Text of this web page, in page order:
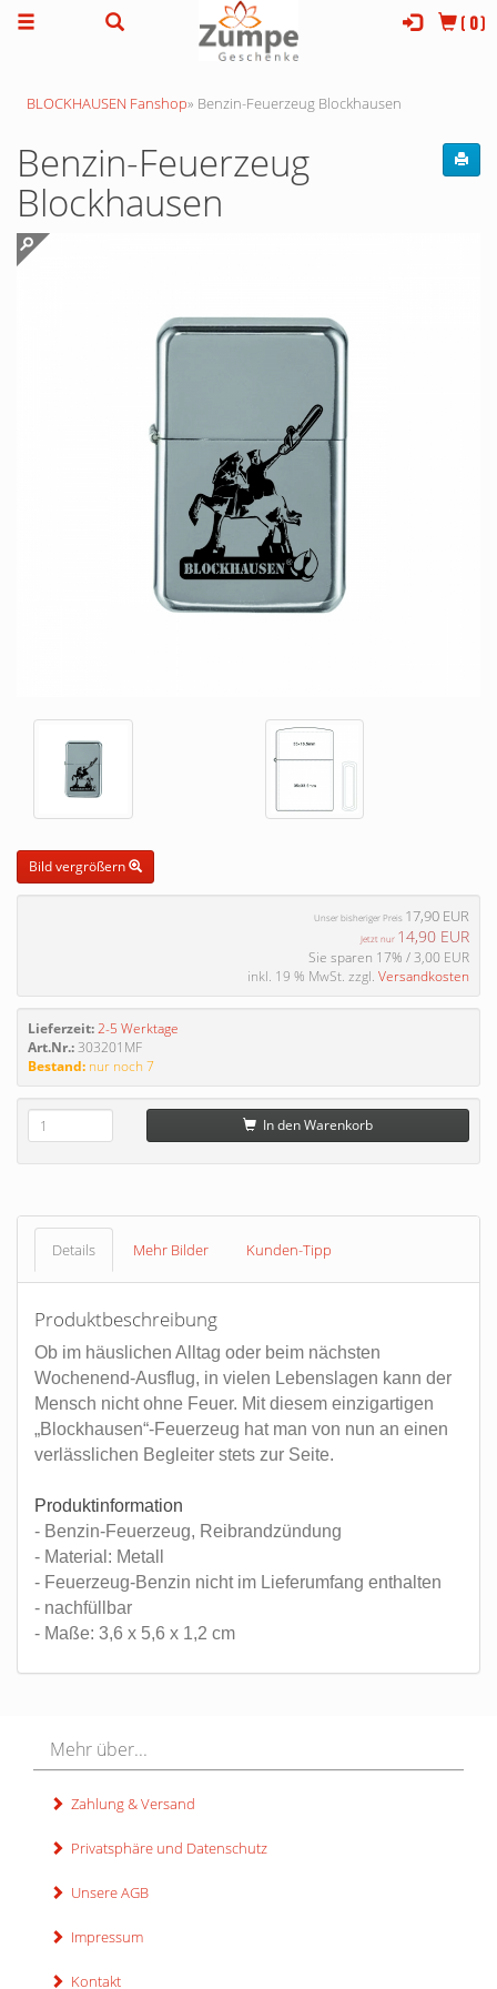
( 0)
BLOCKHAUSEN Fanshop» Benzin-Feuerzeug Blockhausen
Benzin-Feuerzeug
Blockhausen
Bild vergrößern
Unser bisheriger Preis 17,90 EUR
Jetzt nur 14,90 EUR
Sie sparen 17% / 3,00 EUR
inkl. 19 % MwSt. zzgl. Versandkosten
Lieferzeit:2-5 Werktage
Art.Nr.:303201MF
Bestand: nur noch 7
In den Warenkorb
Details Mehr Bilder Kunden-Tipp
Produktbeschreibung
Ob im häuslichen Alltag oder beim nächsten
Wochenend-Ausflug, in vielen Lebenslagen kann der
Mensch nicht ohne Feuer. Mit diesem einzigartigen
„Blockhausen“-Feuerzeug hat man von nun an einen
verlässlichen Begleiter stets zur Seite.
Produktinformation
- Benzin-Feuerzeug, Reibrandzündung
- Material: Metall
- Feuerzeug-Benzin nicht im Lieferumfang enthalten
- nachfüllbar
- Maße: 3,6 x 5,6 x 1,2 cm
Mehr über...
Zahlung & Versand
Privatsphäre und Datenschutz
Unsere AGB
Impressum
Kontakt